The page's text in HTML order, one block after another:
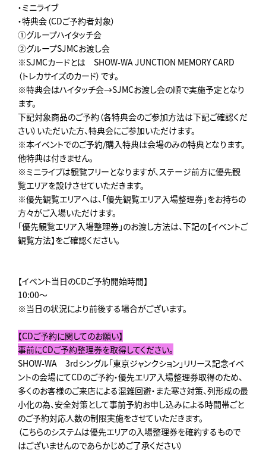
・ミニライブ
・特典会（CDご予約者対象）
①グループハイタッチ会
②グループSJMCお渡し会
※SJMCカードとは SHOW-WA JUNCTION MEMORY CARD
（トレカサイズのカード）です。
※特典会はハイタッチ会→SJMCお渡し会の順で実施予定となり
ます。
下記対象商品のご予約（各特典会のご参加方法は下記ご確認くだ
さい）いただいた方、特典会にご参加いただけます。
※本イベントでのご予約/購入特典は会場のみの特典となります。
他特典は付きません。
※ミニライブは観覧フリーとなりますが、ステージ前方に優先観
覧エリアを設けさせていただきます。
※優先観覧エリアへは、「優先観覧エリア入場整理券」をお持ちの
方々がご入場いただけます。
「優先観覧エリア入場整理券」のお渡し方法は、下記の【イベントご
観覧方法】をご確認ください。
【イベント当日のCDご予約開始時間】
10:00～
※当日の状況により前後する場合がございます。
【CDご予約に関してのお願い】
事前にCDご予約整理券を取得してください。
SHOW-WA 3rdシングル「東京ジャンクション」リリース記念イベ
ントの会場にてCDのご予約・優先エリア入場整理券取得のため、
多くのお客様のご来店による混雑回避・また寒さ対策、列形成の最
小化の為、安全対策として事前予約お申し込みによる時間帯ごと
のご予約対応人数の制限実施をさせていただきます。
（こちらのシステムは優先エリアの入場整理券を確約するもので
はございませんのであらかじめご了承ください）